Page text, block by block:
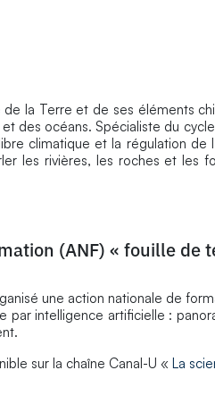
de la Terre et de ses éléments
et des océans. Spécialiste du
climatique et la régulation de
les rivières, les roches et les
(ANF) « fouille de
une action nationale de
par intelligence artificielle :
sur la chaîne Canal-U « La